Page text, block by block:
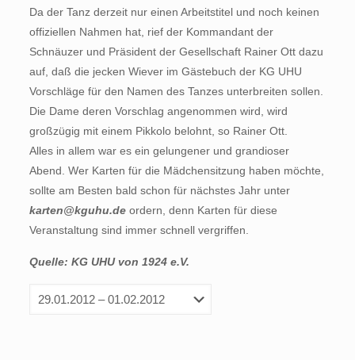
Da der Tanz derzeit nur einen Arbeitstitel und noch keinen
offiziellen Nahmen hat, rief der Kommandant der
Schnäuzer und Präsident der Gesellschaft Rainer Ott dazu
auf, daß die jecken Wiever im Gästebuch der KG UHU
Vorschläge für den Namen des Tanzes unterbreiten sollen.
Die Dame deren Vorschlag angenommen wird, wird
großzügig mit einem Pikkolo belohnt, so Rainer Ott.
Alles in allem war es ein gelungener und grandioser
Abend. Wer Karten für die Mädchensitzung haben möchte,
sollte am Besten bald schon für nächstes Jahr unter
karten@kguhu.deordern, denn Karten für diese
Veranstaltung sind immer schnell vergriffen.
Quelle: KG UHU von 1924 e.V.